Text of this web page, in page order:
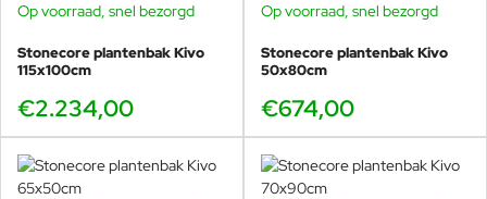
Op voorraad, snel bezorgd
Stonecore plantenbak Kivo
115x100cm
€2.234,00
Op voorraad, snel bezorgd
Stonecore plantenbak Kivo
50x80cm
€674,00